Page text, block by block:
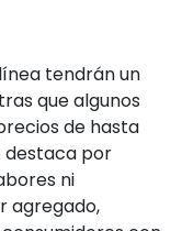
tendrán un
que algunos
de hasta
destaca por
ni
agregado,